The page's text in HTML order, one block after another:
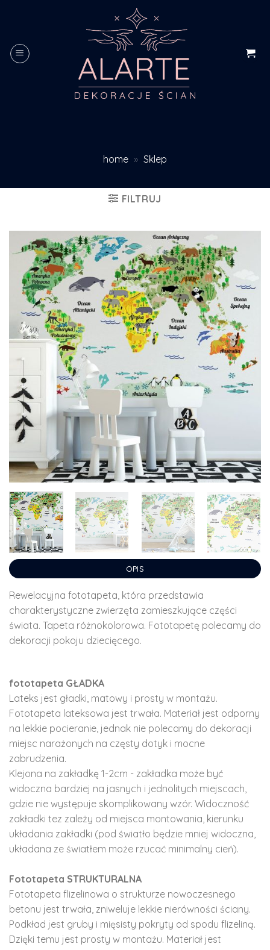
home » Sklep
FILTRUJ
OPIS
Rewelacyjna fototapeta, która przedstawia
charakterystyczne zwierzęta zamieszkujące części
świata. Tapeta różnokolorowa. Fototapetę polecamy do
dekoracji pokoju dziecięcego.
fototapeta GŁADKA
Lateks jest gładki, matowy i prosty w montażu.
Fototapeta lateksowa jest trwała. Materiał jest odporny
na lekkie pocieranie, jednak nie polecamy do dekoracji
miejsc narażonych na częsty dotyk i mocne
zabrudzenia.
Klejona na zakładkę 1-2cm - zakładka może być
widoczna bardziej na jasnych i jednolitych miejscach,
gdzie nie występuje skomplikowany wzór. Widoczność
zakładki tez zależy od miejsca montowania, kierunku
układania zakładki (pod światło będzie mniej widoczna,
układana ze światłem może rzucać minimalny cień).
Fototapeta STRUKTURALNA
Fototapeta flizelinowa o strukturze nowoczesnego
betonu jest trwała, zniweluje lekkie nierówności ściany.
Podkład jest gruby i mięsisty pokryty od spodu flizeliną.
Dzięki temu jest prosty w montażu. Materiał jest